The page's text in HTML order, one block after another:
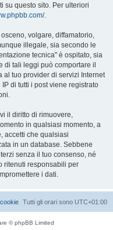
su questo sito. Per ulteriori
.
volgare, diffamatorio,
illegale, sia secondo le
tecnica" è ospitato, sia
tali leggi può comportare il
al tuo provider di servizi Internet
di tutti i post viene registrato
il diritto di rimuovere,
in qualsiasi momento, a
accetti che qualsiasi
in un database. Sebbene
senza il tuo consenso, né
ritenuti responsabili per
i dati.
Tutti gli orari sono UTC+01:00
© phpBB Limited